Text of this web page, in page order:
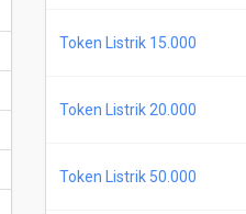
Token Listrik 15.000
Token Listrik 20.000
Token Listrik 50.000